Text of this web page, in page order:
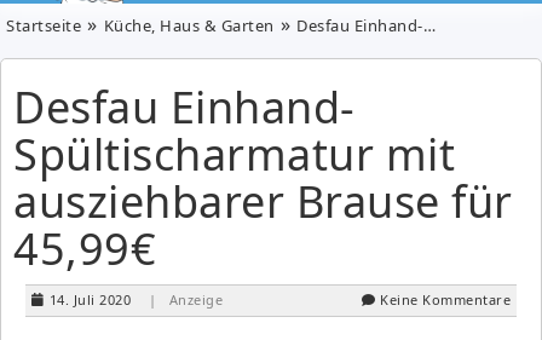
Startseite Küche, Haus & Garten Desfau Einhand-Spültischarmatur mit ausziehbarer Brause für 45,99€
Desfau Einhand-
Spültischarmatur mit
ausziehbarer Brause für
45,99€
14. Juli 2020 | Anzeige Keine Kommentare